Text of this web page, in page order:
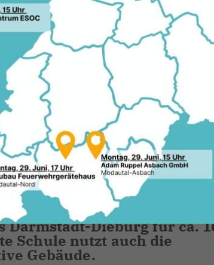
28 verabschiedet und
Lichtenberg-Schule in
2023/2024 – 2027/
Ausschusses für Schule,
wieder der guten Tradition
der derzeit 81
eingeladen. Tagungsort
zwischen der
Flanagan-Schule in
Darmstadt-Dieburg für ca.
Schule nutzt auch die
Gebäude.